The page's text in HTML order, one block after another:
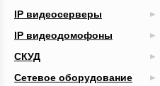
IP видеосерверы
IP видеодомофоны
СКУД
Сетевое оборудование